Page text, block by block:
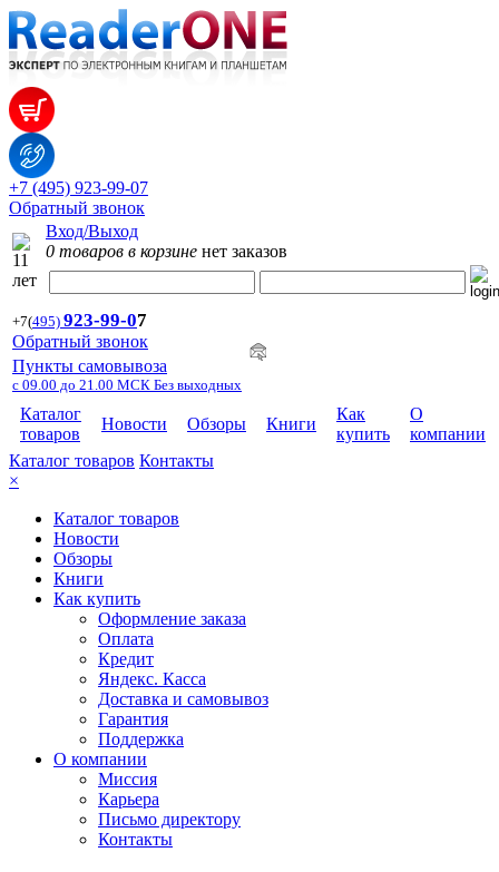
+7 (495) 923-99-07
Обратный звонок
Вход/Выход
0 товаров в корзине нет заказов
+7(495) 923-99-07
Обратный звонок
Пункты самовывоза
с 09.00 до 21.00 МСК Без выходных
Каталог
товаров
Новости Обзоры Книги
Как
купить
О
компании
Каталог товаров Контакты
×
Каталог товаров
Новости
Обзоры
Книги
Как купить
Оформление заказа
Оплата
Кредит
Яндекс. Касса
Доставка и самовывоз
Гарантия
Поддержка
О компании
Миссия
Карьера
Письмо директору
Контакты